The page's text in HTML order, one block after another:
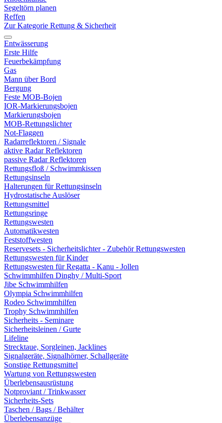
Segeltörn planen
Reffen
Zur Kategorie Rettung & Sicherheit
Entwässerung
Erste Hilfe
Feuerbekämpfung
Gas
Mann über Bord
Bergung
Feste MOB-Bojen
IOR-Markierungsbojen
Markierungsbojen
MOB-Rettungslichter
Not-Flaggen
Radarreflektoren / Signale
aktive Radar Reflektoren
passive Radar Reflektoren
Rettungsfloß / Schwimmkissen
Rettungsinseln
Halterungen für Rettungsinseln
Hydrostatische Auslöser
Rettungsmittel
Rettungsringe
Rettungswesten
Automatikwesten
Feststoffwesten
Reservesets - Sicherheitslichter - Zubehör Rettungswesten
Rettungswesten für Kinder
Rettungswesten für Regatta - Kanu - Jollen
Schwimmhilfen Dinghy / Multi-Sport
Jibe Schwimmhilfen
Olympia Schwimmhilfen
Rodeo Schwimmhilfen
Trophy Schwimmhilfen
Sicherheits - Seminare
Sicherheitsleinen / Gurte
Lifeline
Strecktaue, Sorgleinen, Jacklines
Signalgeräte, Signalhörner, Schallgeräte
Sonstige Rettungsmittel
Wartung von Rettungswesten
Überlebensausrüstung
Notproviant / Trinkwasser
Sicherheits-Sets
Taschen / Bags / Behälter
Überlebensanzüge